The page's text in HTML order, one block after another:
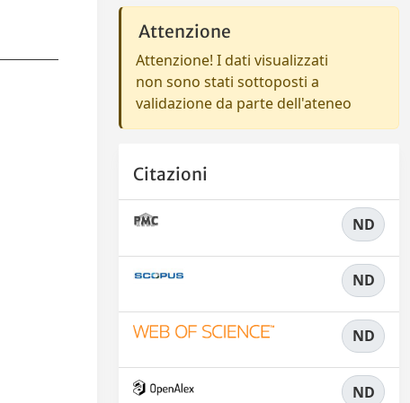
Attenzione
Attenzione! I dati visualizzati
non sono stati sottoposti a
validazione da parte dell'ateneo
Citazioni
ND
ND
ND
ND